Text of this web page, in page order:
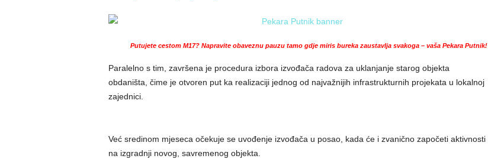
Putujete cestom M17? Napravite obaveznu pauzu tamo gdje miris bureka zaustavlja svakoga – vaša Pekara Putnik!
Paralelno s tim, završena je procedura izbora izvođača radova za uklanjanje starog objekta
obdaništa, čime je otvoren put ka realizaciji jednog od najvažnijih infrastrukturnih projekata u lokalnoj
zajednici.
Već sredinom mjeseca očekuje se uvođenje izvođača u posao, kada će i zvanično započeti aktivnosti
na izgradnji novog, savremenog objekta.